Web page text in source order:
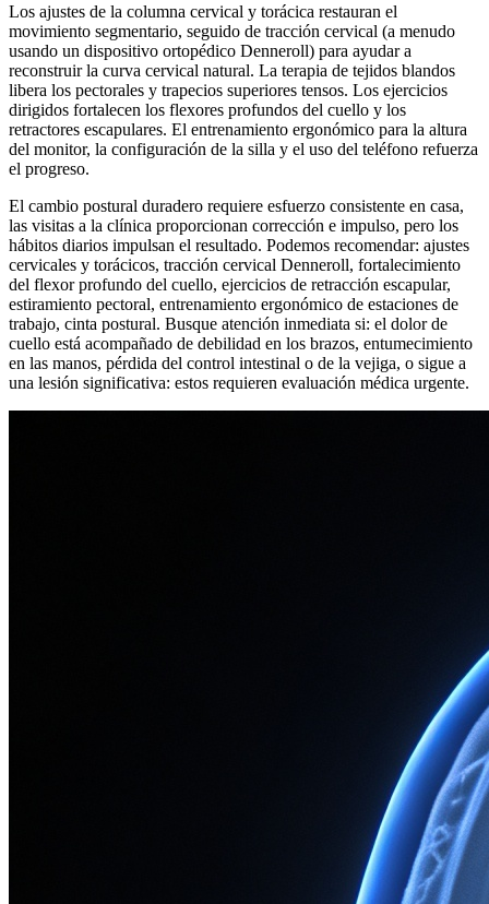
Los ajustes de la columna cervical y torácica restauran el
movimiento segmentario, seguido de tracción cervical (a menudo
usando un dispositivo ortopédico Denneroll) para ayudar a
reconstruir la curva cervical natural. La terapia de tejidos blandos
libera los pectorales y trapecios superiores tensos. Los ejercicios
dirigidos fortalecen los flexores profundos del cuello y los
retractores escapulares. El entrenamiento ergonómico para la altura
del monitor, la configuración de la silla y el uso del teléfono refuerza
el progreso.
El cambio postural duradero requiere esfuerzo consistente en casa,
las visitas a la clínica proporcionan corrección e impulso, pero los
hábitos diarios impulsan el resultado. Podemos recomendar: ajustes
cervicales y torácicos, tracción cervical Denneroll, fortalecimiento
del flexor profundo del cuello, ejercicios de retracción escapular,
estiramiento pectoral, entrenamiento ergonómico de estaciones de
trabajo, cinta postural. Busque atención inmediata si: el dolor de
cuello está acompañado de debilidad en los brazos, entumecimiento
en las manos, pérdida del control intestinal o de la vejiga, o sigue a
una lesión significativa: estos requieren evaluación médica urgente.